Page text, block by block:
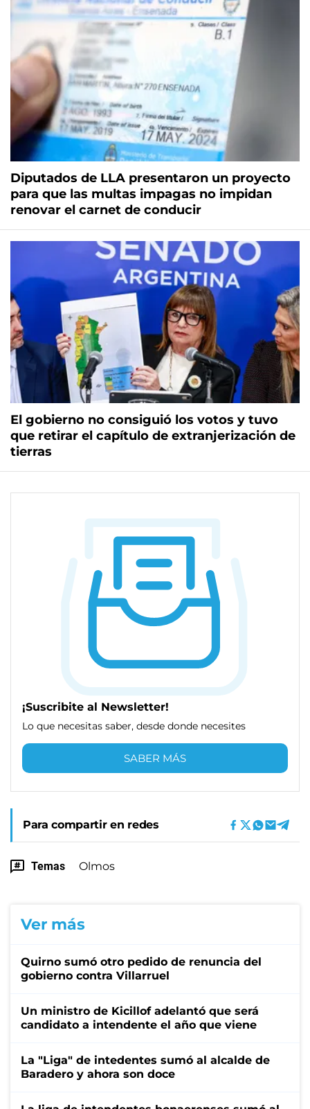
Diputados de LLA presentaron un proyecto
para que las multas impagas no impidan
renovar el carnet de conducir
El gobierno no consiguió los votos y tuvo
que retirar el capítulo de extranjerización de
tierras
¡Suscribite al Newsletter!
Lo que necesitas saber, desde donde necesites
SABER MÁS
Para compartir en redes
Temas Olmos
Ver más
Quirno sumó otro pedido de renuncia del
gobierno contra Villarruel
Un ministro de Kicillof adelantó que será
candidato a intendente el año que viene
La "Liga" de intedentes sumó al alcalde de
Baradero y ahora son doce